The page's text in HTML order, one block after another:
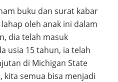
buku dan surat kabar
oleh anak ini dalam
dia telah masuk
usia 15 tahun, ia telah
di Michigan State
kita semua bisa menjadi